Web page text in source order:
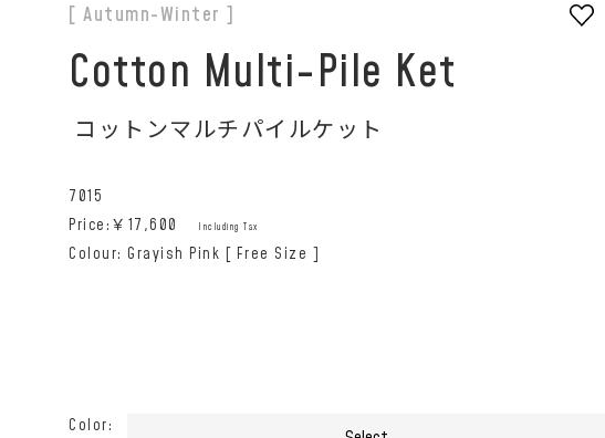
[ Autumn-Winter ]
Cotton Multi-Pile Ket
コットンマルチパイルケット
7015
Price:￥ 17,600 Including Tax
Colour: Grayish Pink [ Free Size ]
Color: